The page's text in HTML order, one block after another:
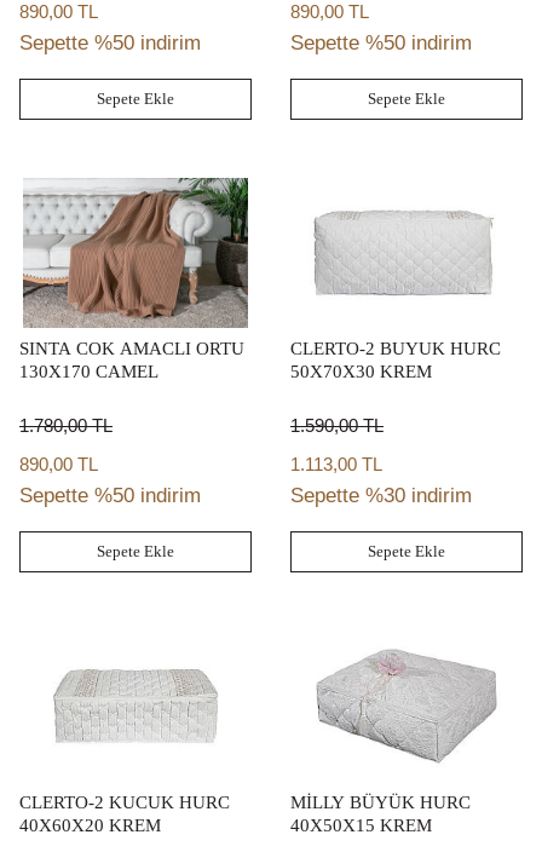
890,00 TL
Sepette %50 indirim
Sepete Ekle
890,00 TL
Sepette %50 indirim
Sepete Ekle
SINTA COK AMACLI ORTU
130X170 CAMEL
1.780,00TL
890,00 TL
Sepette %50 indirim
Sepete Ekle
CLERTO-2 BUYUK HURC
50X70X30 KREM
1.590,00TL
1.113,00 TL
Sepette %30 indirim
Sepete Ekle
CLERTO-2 KUCUK HURC
40X60X20 KREM
MİLLY BÜYÜK HURC
40X50X15 KREM